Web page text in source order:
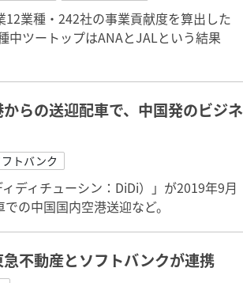
業種・242社の事業貢献度を算出した
中ツートップはANAとJALという結果
らの送迎配車で、中国発のビジネ
トバンク
ディチューシン：DiDi）」が2019年9月
の中国国内空港送迎など。
不動産とソフトバンクが連携